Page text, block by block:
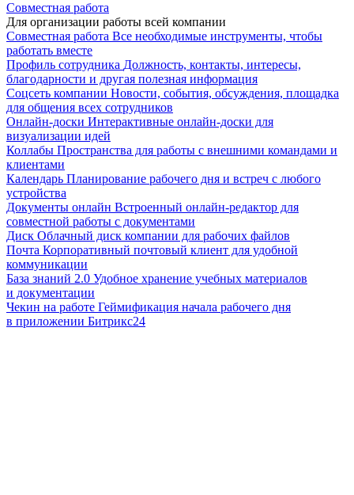
Совместная работа
Для организации работы всей компании
Совместная работа Все необходимые инструменты, чтобы
работать вместе
Профиль сотрудника Должность, контакты, интересы,
благодарности и другая полезная информация
Соцсеть компании Новости, события, обсуждения, площадка
для общения всех сотрудников
Онлайн-доски Интерактивные онлайн-доски для
визуализации идей
Коллабы Пространства для работы с внешними командами и
клиентами
Календарь Планирование рабочего дня и встреч с любого
устройства
Документы онлайн Встроенный онлайн-редактор для
совместной работы с документами
Диск Облачный диск компании для рабочих файлов
Почта Корпоративный почтовый клиент для удобной
коммуникации
База знаний 2.0 Удобное хранение учебных материалов
и документации
Чекин на работе Геймификация начала рабочего дня
в приложении Битрикс24